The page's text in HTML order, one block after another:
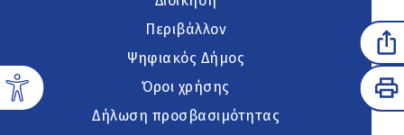
Περιβάλλον
Ψηφιακός Δήμος
Όροι χρήσης
Δήλωση προσβασιμότητας